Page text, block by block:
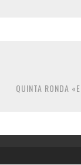
QUINTA RONDA